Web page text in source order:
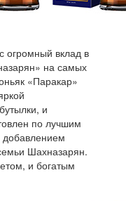
огромный вклад в
на самых
«Паракар»
и
по лучшим
добавлением
Шахназарян.
и богатым